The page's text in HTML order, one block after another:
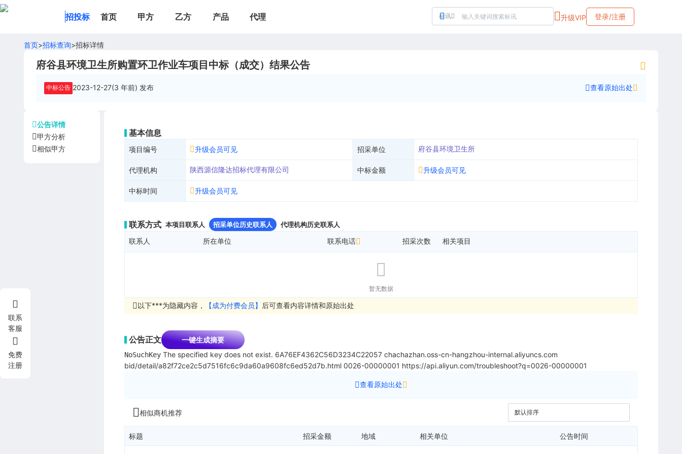
招投标 首页 甲方 乙方 产品 代理 标讯 升级VIP 登录/注册
首页>招标查询>招标详情
府谷县环境卫生所购置环卫作业车项目中标（成交）结果公告
中标公告 2023-12-27(3 年前) 发布 查看原始出处
公告详情
甲方分析
相似甲方
基本信息
项目编号 升级会员可见 招采单位 府谷县环境卫生所
代理机构 陕西源信隆达招标代理有限公司 中标金额 升级会员可见
中标时间 升级会员可见
联系方式 本项目联系人 招采单位历史联系人 代理机构历史联系人
联系人 所在单位 联系电话 招采次数 相关项目
暂无数据
以下***为隐藏内容， 【成为付费会员】 后可查看内容详情和原始出处
公告正文 一键生成摘要
NoSuchKey The specified key does not exist. 6A76EF4362C56D3234C22057 chachazhan.oss-cn-hangzhou-internal.aliyuncs.com
bid/detail/a82f72ce2c5d7516fc6c9da60a9608fc6ed52d7b.html 0026-00000001 https://api.aliyun.com/troubleshoot?q=0026-00000001
查看原始出处
相似商机推荐
标题 招采金额 地域 相关单位 公告时间
联系
客服
免费
注册